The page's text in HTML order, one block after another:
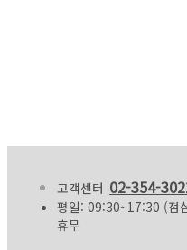
고객센터 02-354-
평일: 09:30~17:30 (점
휴무